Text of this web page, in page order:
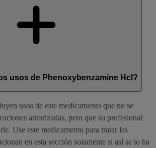
usos de Phenoxybenzamine Hcl?
usos de este medicamento que no se
autorizadas, pero que su profesional
Use este medicamento para tratar las
en esta sección solamente si así se lo ha